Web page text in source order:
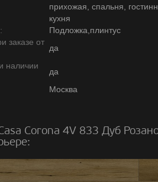
прихожая, спальня,
кухня
Подложка,плинтус
заказе от
да
наличии
да
Москва
Corona 4V 833 Дуб